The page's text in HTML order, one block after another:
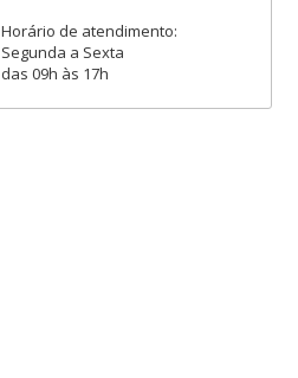
Horário de atendimento:
Segunda a Sexta
das 09h às 17h